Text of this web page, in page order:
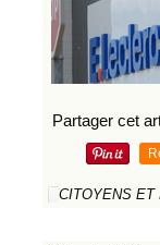
Partager cet
CITOYENS ET